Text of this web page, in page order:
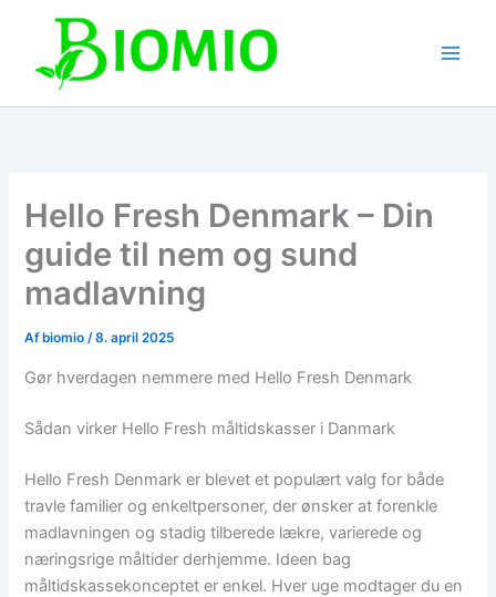
indholdet
Hello Fresh Denmark – Din
guide til nem og sund
madlavning
Af biomio/8. april 2025
Gør hverdagen nemmere med Hello Fresh Denmark
Sådan virker Hello Fresh måltidskasser i Danmark
Hello Fresh Denmark er blevet et populært valg for både
travle familier og enkeltpersoner, der ønsker at forenkle
madlavningen og stadig tilberede lækre, varierede og
næringsrige måltider derhjemme. Ideen bag
måltidskassekonceptet er enkel. Hver uge modtager du en